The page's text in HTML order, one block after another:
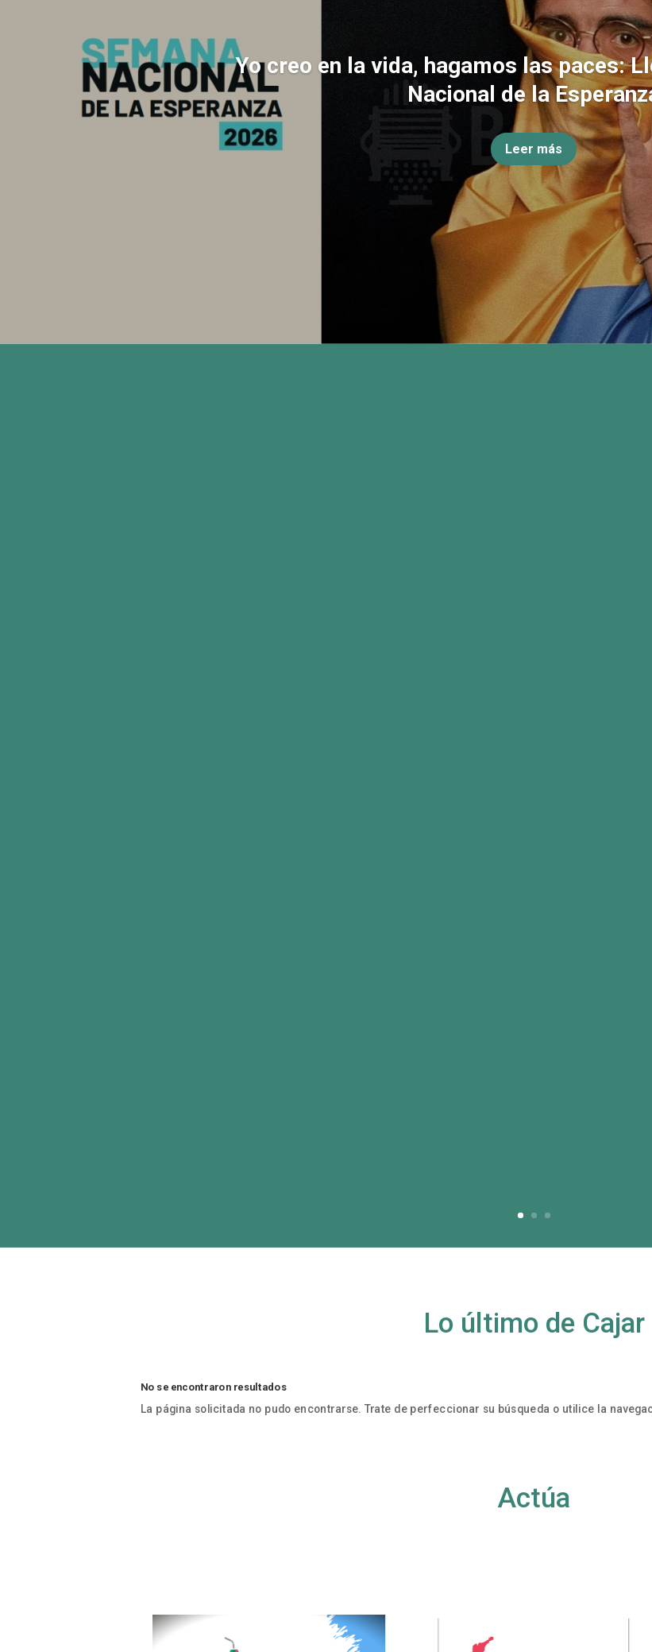
Yo creo en la vida, hagamos las paces:
Nacional de la
Leer más
Lo último de Cajar
No se encontraron resultados
La página solicitada no pudo encontrarse. Trate de perfeccionar su búsqueda o utilice la
Actúa